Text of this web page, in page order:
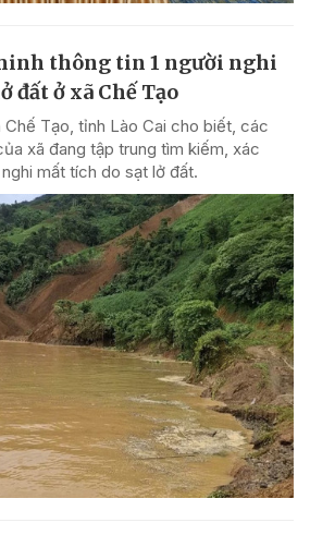
thông tin 1 người nghi
đất ở xã Chế Tạo
Tạo, tỉnh Lào Cai cho biết, các
xã đang tập trung tìm kiếm, xác
mất tích do sạt lở đất.